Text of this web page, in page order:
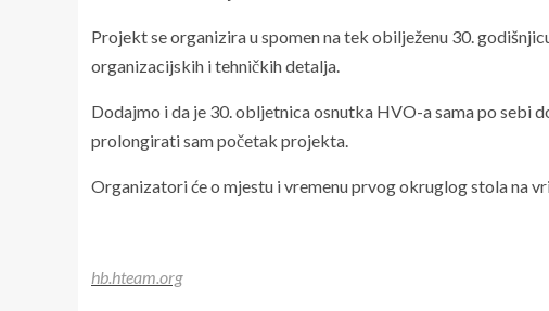
Projekt se organizira u spomen na tek obilježenu 30.
organizacijskih i tehničkih detalja.
Dodajmo i da je 30. obljetnica osnutka HVO-a sama po sebi
prolongirati sam početak projekta.
Organizatori će o mjestu i vremenu prvog okruglog stola na
hb.hteam.org